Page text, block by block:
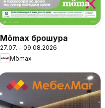
Mömax брошура
27.07. - 09.08.2026
Mömax